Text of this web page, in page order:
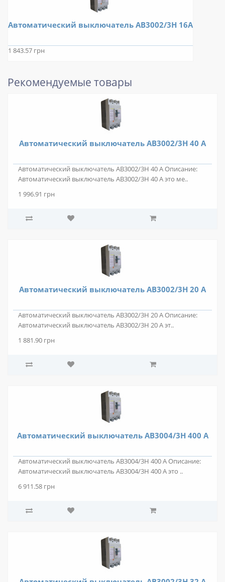
Автоматический выключатель АВ3002/3Н 16А
1 843.57 грн
Рекомендуемые товары
Автоматический выключатель АВ3002/3Н 40 А
Автоматический выключатель АВ3002/3Н 40 А Описание:
Автоматический выключатель АВ3002/3Н 40 А это ме..
1 996.91 грн
Автоматический выключатель АВ3002/3Н 20 А
Автоматический выключатель АВ3002/3Н 20 А Описание:
Автоматический выключатель АВ3002/3Н 20 А эт..
1 881.90 грн
Автоматический выключатель АВ3004/3Н 400 А
Автоматический выключатель АВ3004/3Н 400 А Описание:
Автоматический выключатель АВ3004/3Н 400 А это ..
6 911.58 грн